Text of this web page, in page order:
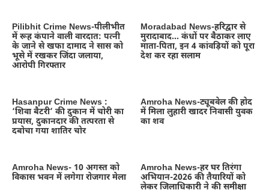
Pilibhit Crime News-पीलीभीत
में रूह कंपाने वाली वारदात: पत्नी
के जाने से खफा दामाद ने सास को
भूसे में रखकर जिंदा जलाया,
आरोपी गिरफ्तार
Moradabad News-हरिद्वार से
मुरादाबाद… कंधों पर बैठाकर लाए
माता-पिता, इन 4 कांवड़ियों को पूरा
देश कर रहा सलाम
Hasanpur Crime News :
‘शिवा बैटरी’ की दुकान में चोरी का
प्रयास, दुकानदार की तत्परता से
दबोचा गया शातिर चोर
Amroha News-ट्यूबवेल की होद
में मिला लुहारी खादर निवासी युवक
का शव
Amroha News- 10 अगस्त को
विकास भवन में लगेगा रोजगार मेला
Amroha News-हर घर तिरंगा
अभियान-2026 की तैयारियों को
लेकर जिलाधिकारी ने की समीक्षा